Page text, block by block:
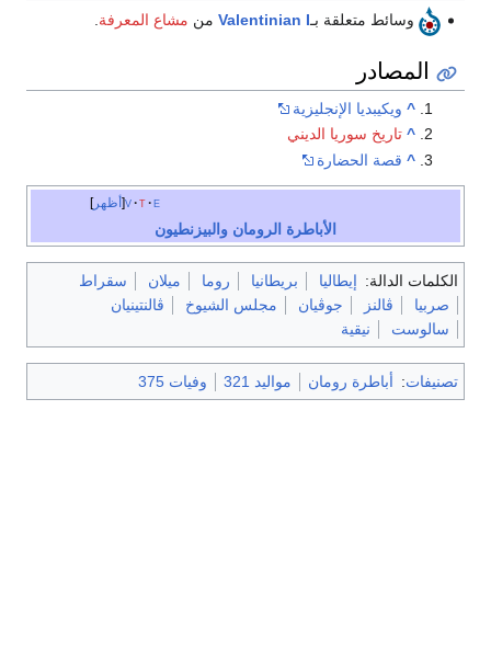
وسائط متعلقة بـValentinian I من مشاع المعرفة
المصادر
^ ويكيبديا الإنجليزية
^ تاريخ سوريا الديني
^ قصة الحضارة
أظهر v t e
الأباطرة الرومان والبيزنطيون
الكلمات الدالة: إيطاليا بريطانيا روما ميلان
سقراط
صربيا
ڤالنز جوڤيان مجلس الشيوخ
ڤالنتينيان
سالوست
نيقية
تصنيفات: أباطرة رومان مواليد 321 وفيات 375